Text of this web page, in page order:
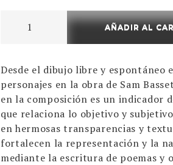
cantidad
AÑADIR AL
Desde el dibujo libre y espontáneo
personajes en la obra de Sam
en la composición es un indicador
que relaciona lo objetivo y
en hermosas transparencias y
fortalecen la representación y la
mediante la escritura de poemas y